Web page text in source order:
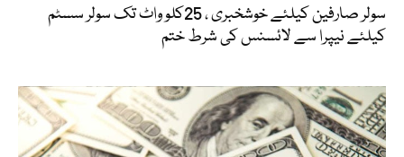
سولر صارفین کیلئے خوشخبری ، 25کلو واٹ تک سولر سسٹم
کیلئے نیپرا سے لائسنس کی شرط ختم